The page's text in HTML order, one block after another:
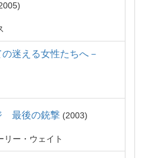
迷える女性たちへ－
最後の銃撃 2003
リー・ウェイト